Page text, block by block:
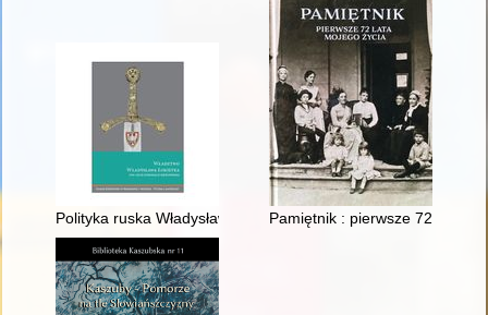
Polityka ruska Władysława Łokietka w świetle źródeł
Pamiętnik : pierwsze 72 lata